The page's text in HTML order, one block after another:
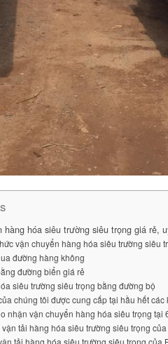
hàng hóa siêu trường siêu trọng giá rẻ,
vận chuyển hàng hóa siêu trường siêu
đường hàng không
đường biển giá rẻ
siêu trường siêu trọng bằng đường bộ
chúng tôi được cung cấp tại hầu hết
nhận vận chuyển hàng hóa siêu trọng tại
tải hàng hóa siêu trường siêu trọng